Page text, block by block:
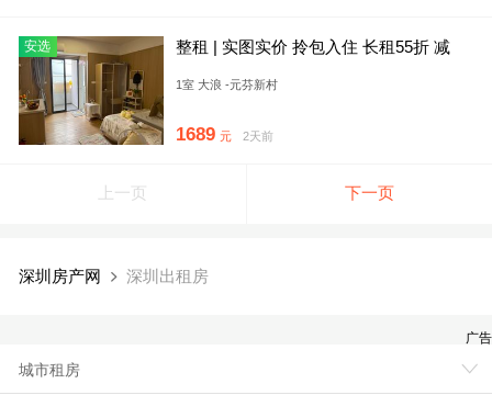
安选
整租 | 实图实价 拎包入住 长租55折 减
1室 大浪 -元芬新村
1689 元 2天前
上一页 下一页
深圳房产网 深圳出租房
广告
城市租房